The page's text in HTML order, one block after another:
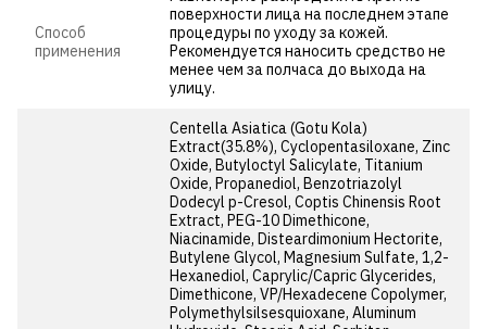
Способ
применения
поверхности лица на последнем этапе
процедуры по уходу за кожей.
Рекомендуется наносить средство не
менее чем за полчаса до выхода на
улицу.
Centella Asiatica (Gotu Kola)
Extract(35.8%), Cyclopentasiloxane, Zinc
Oxide, Butyloctyl Salicylate, Titanium
Oxide, Propanediol, Benzotriazolyl
Dodecyl p-Cresol, Coptis Chinensis Root
Extract, PEG-10 Dimethicone,
Niacinamide, Disteardimonium Hectorite,
Butylene Glycol, Magnesium Sulfate, 1,2-
Hexanediol, Caprylic/Capric Glycerides,
Dimethicone, VP/Hexadecene Copolymer,
Polymethylsilsesquioxane, Aluminum